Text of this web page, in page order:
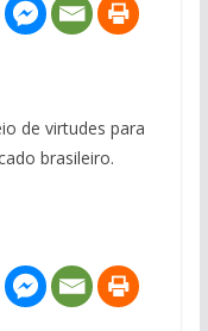
de virtudes para
brasileiro.